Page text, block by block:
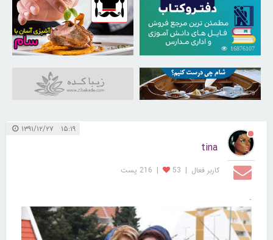
16876107
30254722
31039879
۱۵:۱۹ ۱۳۹۱/۱۲/۲۷
tina
کاربر فعال |
53
| 216 پست
.